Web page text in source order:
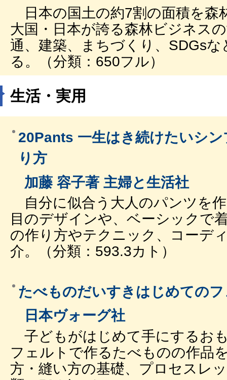
日本の国土の約7割の面積を森
大国・日本が誇る森林ビジネス
通、建築、まちづくり、SDGs
る。（分類：650フル）
生活・実用
20Pants 一生はき続けたいシ
り方
加藤 容子著 主婦と生活社
自分に似合う大人のパンツを
目のデザインや、ベーシックで
の作り方やテクニック、コーデ
介。（分類：593.3カト）
たべものだいすきはじめての
日本ヴォーグ社
子どもがはじめて手にするお
フェルトで作るたべものの作品
方・縫い方の基礎、プロセスレ